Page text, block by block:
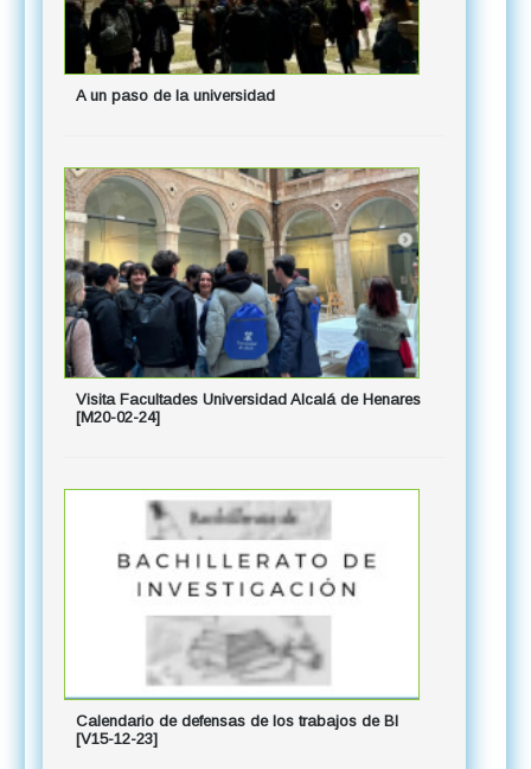
A un paso de la universidad
Visita Facultades Universidad Alcalá de Henares
[M20-02-24]
Calendario de defensas de los trabajos de BI
[V15-12-23]